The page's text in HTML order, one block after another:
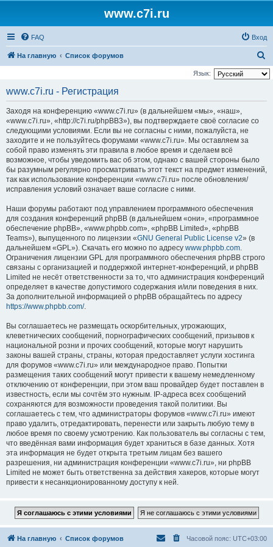
www.c7i.ru
FAQ Вход
На главную Список форумов
о
Язык:
www.c7i.ru - Регистрация
Заходя на конференцию «www.c7i.ru» (в дальнейшем «мы», «наш»,
«www.c7i.ru», «http://c7i.ru/phpBB3»), вы подтверждаете своё согласие со
следующими условиями. Если вы не согласны с ними, пожалуйста, не
заходите и не пользуйтесь форумами «www.c7i.ru». Мы оставляем за
собой право изменять эти правила в любое время и сделаем всё
возможное, чтобы уведомить вас об этом, однако с вашей стороны было
бы разумным регулярно просматривать этот текст на предмет изменений,
так как использование конференции «www.c7i.ru» после обновления/
исправления условий означает ваше согласие с ними.
Наши форумы работают под управлением программного обеспечения
для создания конференций phpBB (в дальнейшем «они», «программное
обеспечение phpBB», «www.phpbb.com», «phpBB Limited», «phpBB
Teams»), выпущенного по лицензии «GNU General Public License v2» (в
дальнейшем «GPL»). Скачать его можно по адресу www.phpbb.com.
Ограничения лицензии GPL для программного обеспечения phpBB строго
связаны с организацией и поддержкой интернет-конференций, и phpBB
Limited не несёт ответственности за то, что администрация конференций
определяет в качестве допустимого содержания и/или поведения в них.
За дополнительной информацией о phpBB обращайтесь по адресу
https://www.phpbb.com/.
Вы соглашаетесь не размещать оскорбительных, угрожающих,
клеветнических сообщений, порнографических сообщений, призывов к
национальной розни и прочих сообщений, которые могут нарушить
законы вашей страны, страны, которая предоставляет услуги хостинга
для форумов «www.c7i.ru» или международное право. Попытки
размещения таких сообщений могут привести к вашему немедленному
отключению от конференции, при этом ваш провайдер будет поставлен в
известность, если мы сочтём это нужным. IP-адреса всех сообщений
сохраняются для возможности проведения такой политики. Вы
соглашаетесь с тем, что администраторы форумов «www.c7i.ru» имеют
право удалить, отредактировать, перенести или закрыть любую тему в
любое время по своему усмотрению. Как пользователь вы согласны с тем,
что введённая вами информация будет храниться в базе данных. Хотя
эта информация не будет открыта третьим лицам без вашего
разрешения, ни администрация конференции «www.c7i.ru», ни phpBB
Limited не может быть ответственна за действия хакеров, которые могут
привести к несанкционированному доступу к ней.
На главную Список форумов Часовой пояс: UTC+03:00